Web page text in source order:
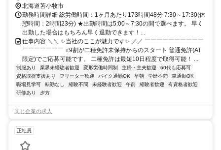
北海道苫小牧市
勤務時間詳細 総労働時間：1ヶ月あたり173時間48分 7:30～17:30(休
憩時間：2時間23分) ★出勤時間は5:00～7:30の間で選べます。 早く
出勤した場合はもちろん早く退勤できます！...
仕事内容 ＼＼ ✨当社のここが魅力です✨ ／／ ￣￣￣￣￣￣￣￣￣￣
￣￣￣￣￣￣￣ ⭐9割が二種免許未保持からのスタート 普通免許(AT
限定)でご応募可能です。 二種免許は最短10日程度で取得可能！ ...
制服あり 業界未経験者歓迎 変形労働時間制 主婦・主夫歓迎
60代も応募可
資格取得支援あり
フリーター歓迎 バイク通勤OK 早朝 学歴不問
車通勤OK
職場見学可
転勤なし 経験不問 未経験者歓迎 午前 経験者歓迎
有資格者歓迎
研修あり
夕方
同じ企業の求人
正社員